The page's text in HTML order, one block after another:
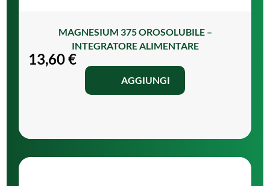
MAGNESIUM 375 OROSOLUBILE –
INTEGRATORE ALIMENTARE
13,60€
AGGIUNGI